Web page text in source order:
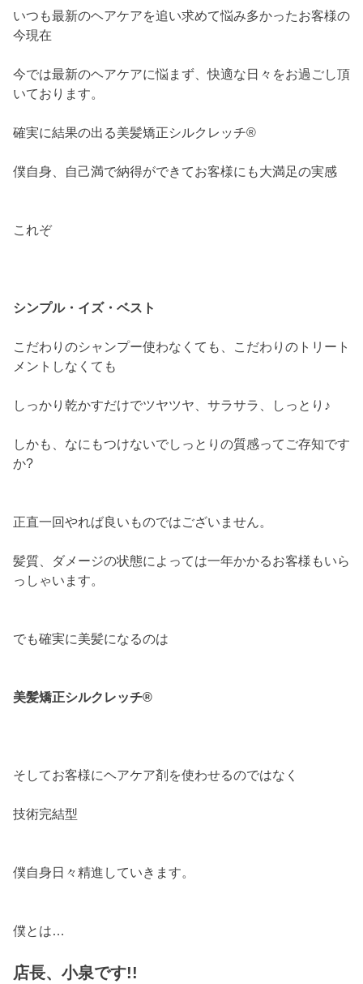
いつも最新のヘアケアを追い求めて悩み多かったお客様の
今現在
今では最新のヘアケアに悩まず、快適な日々をお過ごし頂
いております。
確実に結果の出る美髪矯正シルクレッチ®
僕自身、自己満で納得ができてお客様にも大満足の実感
これぞ
シンプル・イズ・ベスト
こだわりのシャンプー使わなくても、こだわりのトリート
メントしなくても
しっかり乾かすだけでツヤツヤ、サラサラ、しっとり♪
しかも、なにもつけないでしっとりの質感ってご存知です
か?
正直一回やれば良いものではございません。
髪質、ダメージの状態によっては一年かかるお客様もいら
っしゃいます。
でも確実に美髪になるのは
美髪矯正シルクレッチ®
そしてお客様にヘアケア剤を使わせるのではなく
技術完結型
僕自身日々精進していきます。
僕とは…
店長、小泉です!!